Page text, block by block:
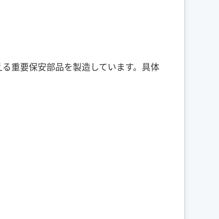
重要保安部品を製造しています。具体